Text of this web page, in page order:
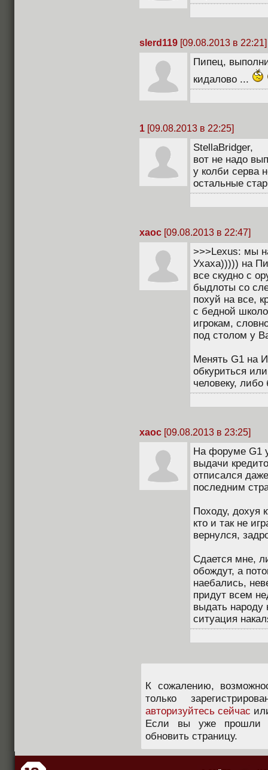
slerd119 [09.08.2013 в 22:21]
Пипец,
кидалово ...
1 [09.08.2013 в 22:25]
StellaBridger,
вот не надо
у колби серва
остальные
xaoc [09.08.2013 в 22:47]
>>>Lexus: мы
Ухаха))))) на
все скудно с
быдлоты со
похуй на все,
с бедной
игрокам,
под столом у
Менять G1 на
обкуриться
человеку,
xaoc [09.08.2013 в 23:25]
На форуме G1
выдачи
отписался
последним
Походу, дохуя
кто и так не
вернулся,
Сдается мне,
обождут, а
наебались,
придут всем
выдать народу
ситуация
К сожалению,
только
авторизуйтесь сейчас
Если вы уже прошли
обновить страницу.